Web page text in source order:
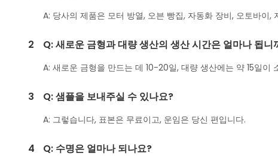
A: 당사의 제품은 모터 방열, 오븐 빵집, 자동화 장비, 오토바이
2 Q: 새로운 금형과 대량 생산의 생산 시간은 얼마나 됩니
A: 새로운 금형을 만드는 데 10-20일, 대량 생산에는 약 15일이
3 Q: 샘플을 보내주실 수 있나요?
A: 그렇습니다, 표본은 무료이고, 운임은 당신 편입니다.
4 Q: 수명은 얼마나 되나요?